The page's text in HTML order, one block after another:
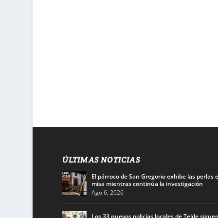
ÚLTIMAS NOTICIAS
El párroco de San Gregorio exhibe las perlas
misa mientras continúa la investigación
Ago 6, 2026